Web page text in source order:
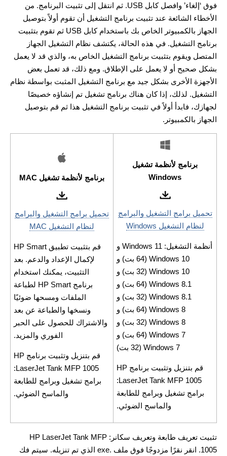
فوق ‘إلغاء’ وافصل كابل USB. ثم انتقل إلى تثبيت البرنامج. من
الأخطاء الشائعة عند تثبيت برنامج التشغيل أن تقوم أولاً بتوصيل
الجهاز بالكمبيوتر الخاص بك باستخدام كابل USB ثم تقوم بتثبيت
برنامج التشغيل. في هذه الحالة، يكتشف نظام التشغيل الجهاز
المتصل ويقوم بتثبيت برنامج التشغيل الخاص به، والذي قد لا يعمل
بشكل صحيح أو لا يعمل على الإطلاق. ومع ذلك، قد تعمل بعض
الأجهزة الأخرى بشكل جيد مع برنامج التشغيل المثبت بواسطة نظام
التشغيل. لذلك، إذا كان هناك برنامج تشغيل تم إنشاؤه خصيصًا
لجهازك، فابدأ أولاً في تثبيت برنامج التشغيل هذا ثم قم بتوصيل
الجهاز بالكمبيوتر.
برنامج لأنظمة تشغيل
Windows
تحميل برامج التشغيل والبرامج
لنظام التشغيل Windows
أنظمة التشغيل: Windows 11 و
Windows 10 (64 بت) و
Windows 10 (32 بت) و
Windows 8.1 (64 بت) و
Windows 8.1 (32 بت) و
Windows 8 (64 بت) و
Windows 8 (32 بت) و
Windows 7 (64 بت) و
Windows 7 (32 بت)
قم بتنزيل وتثبيت برنامج HP
LaserJet Tank MFP 1005:
برامج تشغيل وبرامج للطابعة
والماسح الضوئي.
برنامج لأنظمة تشغيل MAC
تحميل برامج التشغيل والبرامج
لنظام التشغيل MAC
قم بتثبيت تطبيق HP Smart
لإكمال الإعداد والدعم. بعد
التثبيت، يمكنك استخدام
برنامج HP Smart لطباعة
الملفات ومسحها ضوئيًا
ونسخها والطباعة عن بعد
والاشتراك للحصول على الحبر
الفوري والمزيد.
قم بتنزيل وتثبيت برنامج HP
LaserJet Tank MFP 1005:
برامج تشغيل وبرامج للطابعة
والماسح الضوئي.
تثبيت تعريف طابعة وتعريف سكانر: HP LaserJet Tank MFP
1005. انقر نقرًا مزدوجًا فوق ملف .exe الذي تم تنزيله. سيتم فك